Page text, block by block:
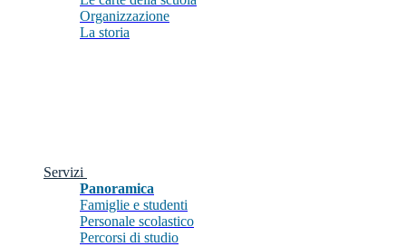
Organizzazione
La storia
Servizi
Panoramica
Famiglie e studenti
Personale scolastico
Percorsi di studio